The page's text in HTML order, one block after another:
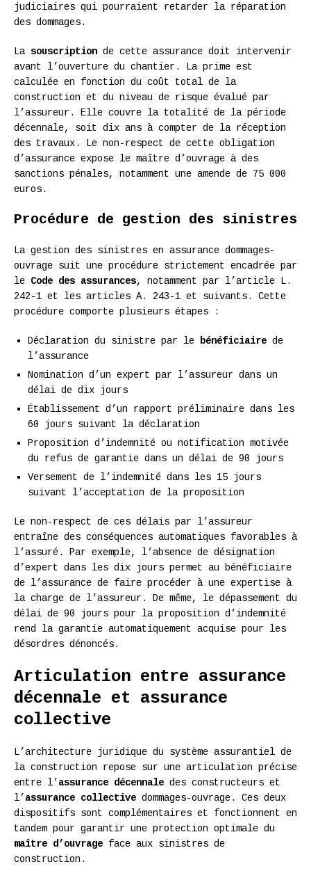
judiciaires qui pourraient retarder la réparation
des dommages.
La souscription de cette assurance doit intervenir
avant l’ouverture du chantier. La prime est
calculée en fonction du coût total de la
construction et du niveau de risque évalué par
l’assureur. Elle couvre la totalité de la période
décennale, soit dix ans à compter de la réception
des travaux. Le non-respect de cette obligation
d’assurance expose le maître d’ouvrage à des
sanctions pénales, notamment une amende de 75 000
euros.
Procédure de gestion des sinistres
La gestion des sinistres en assurance dommages-
ouvrage suit une procédure strictement encadrée par
le Code des assurances, notamment par l’article L.
242-1 et les articles A. 243-1 et suivants. Cette
procédure comporte plusieurs étapes :
Déclaration du sinistre par le bénéficiaire de
l’assurance
Nomination d’un expert par l’assureur dans un
délai de dix jours
Établissement d’un rapport préliminaire dans les
60 jours suivant la déclaration
Proposition d’indemnité ou notification motivée
du refus de garantie dans un délai de 90 jours
Versement de l’indemnité dans les 15 jours
suivant l’acceptation de la proposition
Le non-respect de ces délais par l’assureur
entraîne des conséquences automatiques favorables à
l’assuré. Par exemple, l’absence de désignation
d’expert dans les dix jours permet au bénéficiaire
de l’assurance de faire procéder à une expertise à
la charge de l’assureur. De même, le dépassement du
délai de 90 jours pour la proposition d’indemnité
rend la garantie automatiquement acquise pour les
désordres dénoncés.
Articulation entre assurance
décennale et assurance
collective
L’architecture juridique du système assurantiel de
la construction repose sur une articulation précise
entre l’ assurance décennale des constructeurs et
l’ assurance collective dommages-ouvrage. Ces deux
dispositifs sont complémentaires et fonctionnent en
tandem pour garantir une protection optimale du
maître d’ouvrage face aux sinistres de
construction.